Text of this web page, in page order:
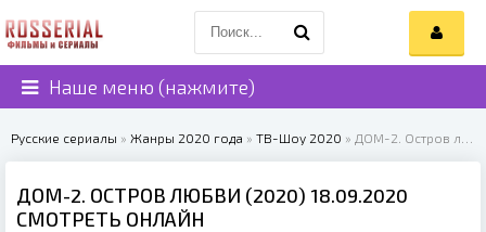
Наше меню (нажмите)
Русские сериалы » Жанры 2020 года » ТВ-Шоу 2020 » ДОМ-2. Остров любви (2020)
ДОМ-2. ОСТРОВ ЛЮБВИ (2020) 18.09.2020
СМОТРЕТЬ ОНЛАЙН